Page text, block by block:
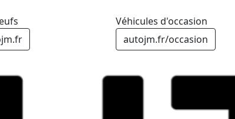
Véhicules d'occasion
autojm.fr/occasion